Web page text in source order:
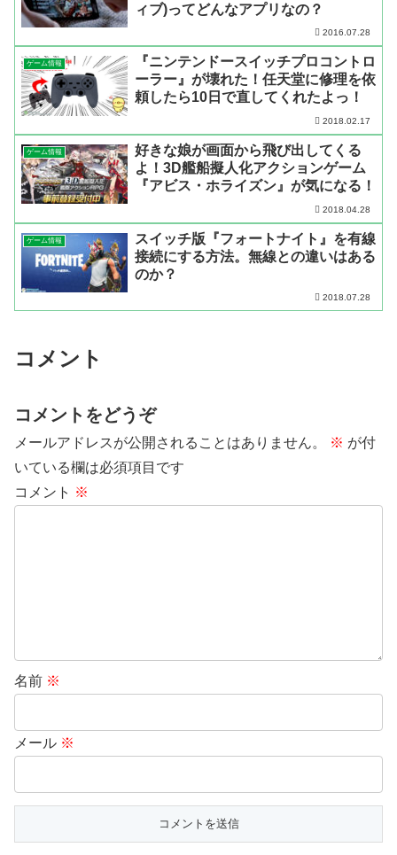
ィブ)ってどんなアプリなの？
2016.07.28
ゲーム情報
『ニンテンドースイッチプロコントロ
ーラー』が壊れた！任天堂に修理を依
頼したら10日で直してくれたよっ！
2018.02.17
ゲーム情報
好きな娘が画面から飛び出してくる
よ！3D艦船擬人化アクションゲーム
『アビス・ホライズン』が気になる！
2018.04.28
ゲーム情報
スイッチ版『フォートナイト』を有線
接続にする方法。無線との違いはある
のか？
2018.07.28
コメント
コメントをどうぞ
メールアドレスが公開されることはありません。 ※ が付
いている欄は必須項目です
コメント ※
名前 ※
メール ※